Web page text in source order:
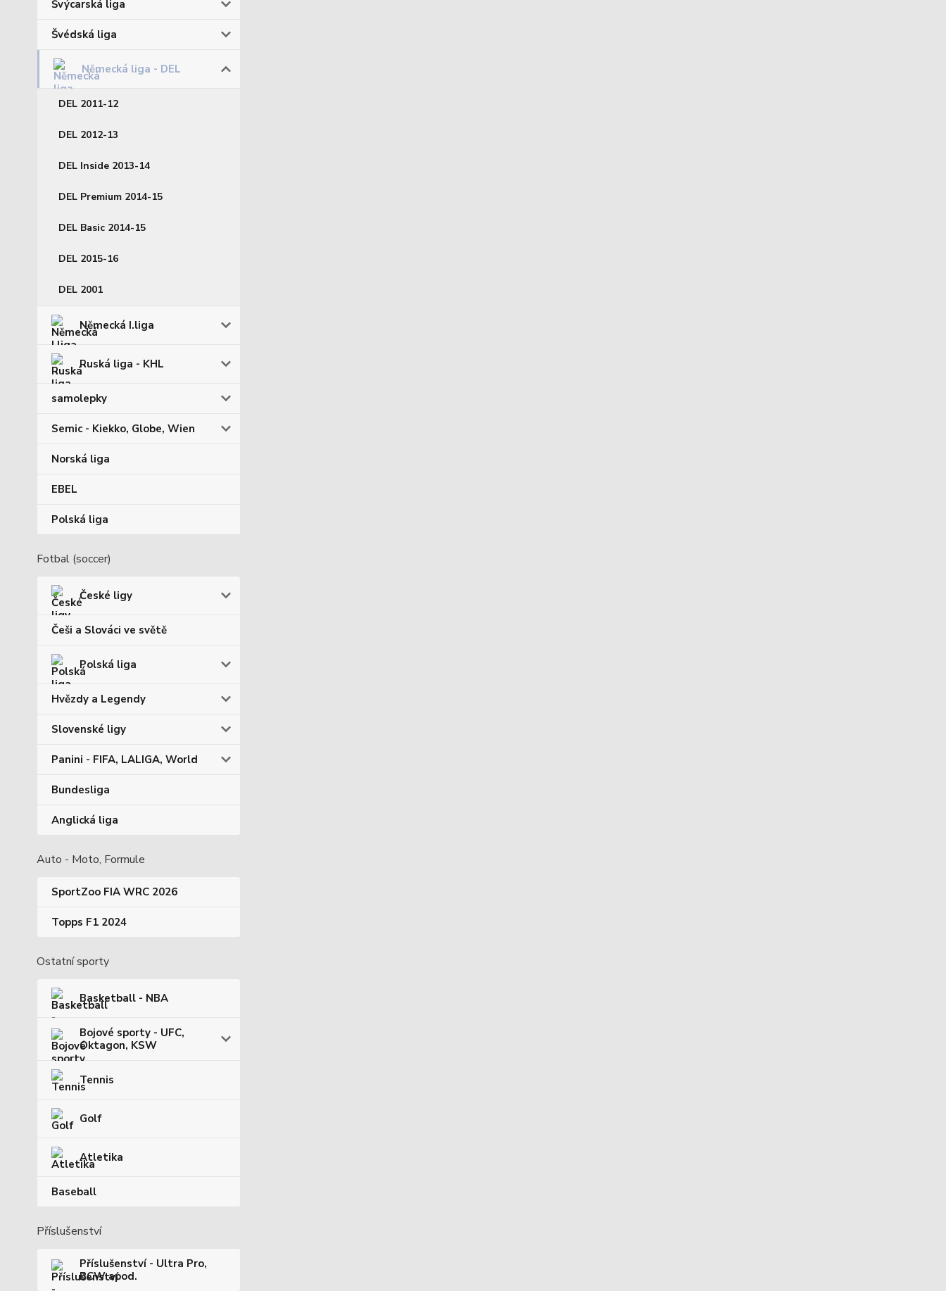
Švýcarská liga
Švédská liga
Německá liga - DEL
DEL 2011-12
DEL 2012-13
DEL Inside 2013-14
DEL Premium 2014-15
DEL Basic 2014-15
DEL 2015-16
DEL 2001
Německá I.liga
Ruská liga - KHL
samolepky
Semic - Kiekko, Globe, Wien
Norská liga
EBEL
Polská liga
Fotbal (soccer)
České ligy
Češi a Slováci ve světě
Polská liga
Hvězdy a Legendy
Slovenské ligy
Panini - FIFA, LALIGA, World
Bundesliga
Anglická liga
Auto - Moto, Formule
SportZoo FIA WRC 2026
Topps F1 2024
Ostatní sporty
Basketball - NBA
Bojové sporty - UFC,
Oktagon, KSW
Tennis
Golf
Atletika
Baseball
Příslušenství
Příslušenství - Ultra Pro,
BCW apod.